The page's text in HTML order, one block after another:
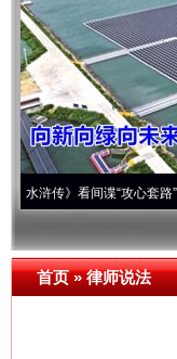
看间谍“攻心套路”·[视频]廉
首页»律师说法